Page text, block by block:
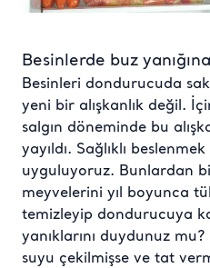
Besinlerde buz
Besinleri dondurucuda
yeni bir alışkanlık değil.
salgın döneminde bu
yayıldı. Sağlıklı
uyguluyoruz. Bunlardan
meyvelerini yıl boyunca
temizleyip dondurucuya
yanıklarını duydunuz mu?
suyu çekilmişse ve tat